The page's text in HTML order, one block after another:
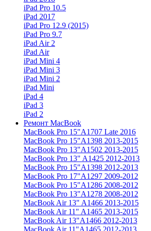
iPad Pro 10.5
iPad 2017
iPad Pro 12.9 (2015)
iPad Pro 9.7
iPad Air 2
iPad Air
iPad Mini 4
iPad Mini 3
iPad Mini 2
iPad Mini
iPad 4
iPad 3
iPad 2
Ремонт MacBook
MacBook Pro 15"A1707 Late 2016
MacBook Pro 15"A1398 2013-2015
MacBook Pro 13"A1502 2013-2015
MacBook Pro 13" A1425 2012-2013
MacBook Pro 15"A1398 2012-2013
MacBook Pro 17"A1297 2009-2012
MacBook Pro 15"A1286 2008-2012
MacBook Pro 13"A1278 2008-2012
MacBook Air 13" A1466 2013-2015
MacBook Air 11" A1465 2013-2015
MacBook Air 13"A1466 2012-2013
MacBook Air 11"A1465 2012-2013